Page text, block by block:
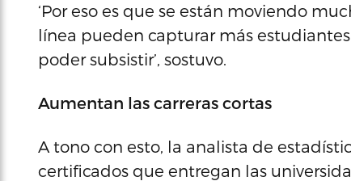
‘Por eso es que se están moviendo
línea pueden capturar más
poder subsistir’, sostuvo.
Aumentan las carreras cortas
A tono con esto, la analista de
certificados que entregan las